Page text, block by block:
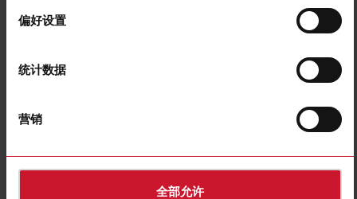
偏好设置
统计数据
营销
全部允许
规格
Output
5 A
Max busbar width
81 mm (3.18 in)
0.5
E-Number (NO)
8200524